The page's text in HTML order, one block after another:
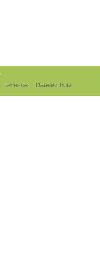
Presse Datenschutz